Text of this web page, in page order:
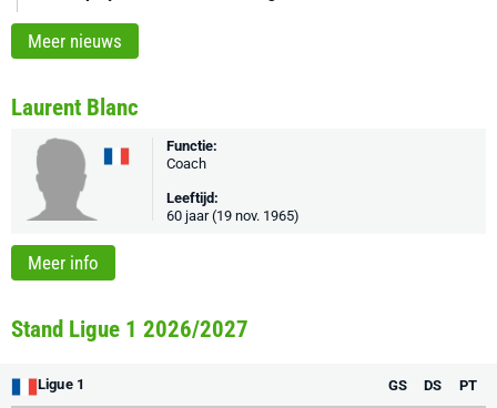
Meer nieuws
Laurent Blanc
Functie:
Coach
Leeftijd:
60 jaar (19 nov. 1965)
Meer info
Stand Ligue 1 2026/2027
Ligue 1 GS DS PT